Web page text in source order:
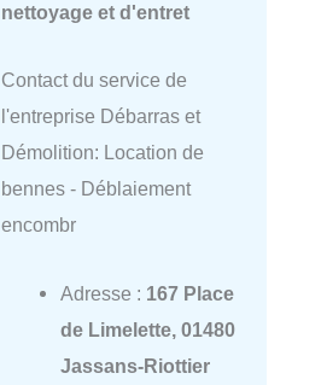
nettoyage et d'entret
Contact du service de
l'entreprise Débarras et
Démolition: Location de
bennes - Déblaiement
encombr
Adresse : 167 Place
de Limelette, 01480
Jassans-Riottier